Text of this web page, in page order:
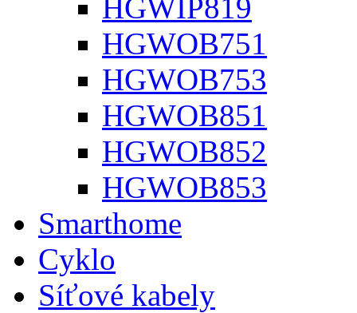
HGWIP819
HGWOB751
HGWOB753
HGWOB851
HGWOB852
HGWOB853
Smarthome
Cyklo
Síťové kabely